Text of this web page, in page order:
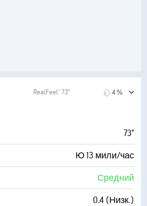
5600 фт
RealFeel® 73° 4 %
73°
Ю 13 мили/час
Средний
0.4 (Низк.)